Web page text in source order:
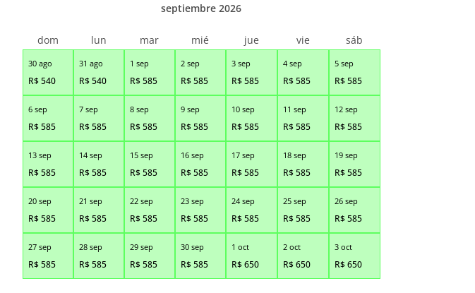
30 ago
R$540
31 ago
R$540
1 sep
R$585
2 sep
R$585
3 sep
R$585
4 sep
R$585
5 sep
R$585
6 sep
R$585
7 sep
R$585
8 sep
R$585
9 sep
R$585
10 sep
R$585
11 sep
R$585
12 sep
R$585
13 sep
R$585
14 sep
R$585
15 sep
R$585
16 sep
R$585
17 sep
R$585
18 sep
R$585
19 sep
R$585
20 sep
R$585
21 sep
R$585
22 sep
R$585
23 sep
R$585
24 sep
R$585
25 sep
R$585
26 sep
R$585
27 sep
R$585
28 sep
R$585
29 sep
R$585
30 sep
R$585
1 oct
R$650
2 oct
R$650
3 oct
R$650
septiembre 2026
dom lun mar mié jue vie sáb